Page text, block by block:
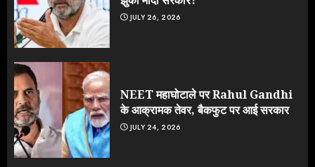
JULY 26, 2026
NEET महाघोटाले पर Rahul Gandhi
के आक्रामक तेवर, बैकफुट पर आई सरकार
JULY 24, 2026